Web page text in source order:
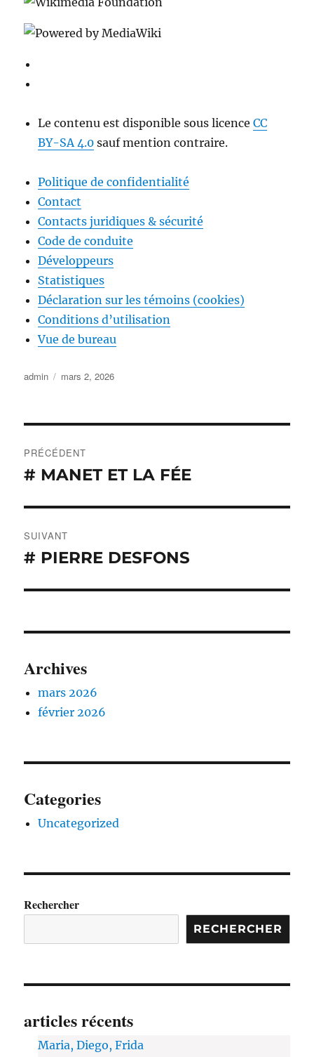
Le contenu est disponible sous licenceCC
BY-SA 4.0 sauf mention contraire.
Politique de confidentialité
Contact
Contacts juridiques & sécurité
Code de conduite
Développeurs
Statistiques
Déclaration sur les témoins (cookies)
Conditions d’utilisation
Vue de bureau
Auteur
admin
Publié
mars 2, 2026
de
PRÉCÉDENT
Publication
# MANET ET LA FÉE
SUIVANT
Publication
# PIERRE DESFONS
Archives
mars 2026
février 2026
Categories
Uncategorized
Rechercher
RECHERCHER
articles récents
Maria, Diego, Frida